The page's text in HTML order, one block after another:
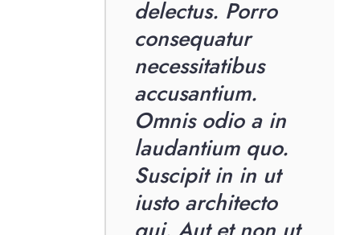
delectus. Porro
consequatur
necessitatibus
accusantium.
Omnis odio a in
laudantium quo.
Suscipit in in ut
iusto architecto